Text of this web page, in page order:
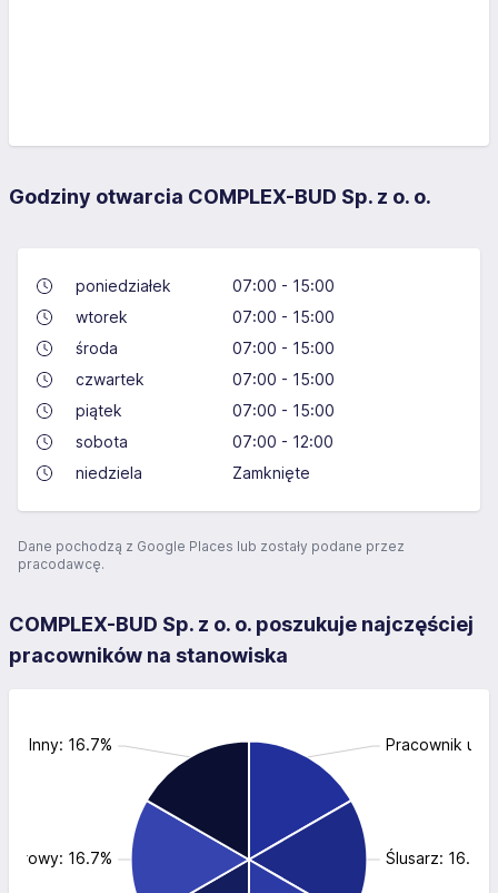
Godziny otwarcia COMPLEX-BUD Sp. z o. o.
poniedziałek
07:00 - 15:00
wtorek
07:00 - 15:00
środa
07:00 - 15:00
czwartek
07:00 - 15:00
piątek
07:00 - 15:00
sobota
07:00 - 12:00
niedziela
Zamknięte
Dane pochodzą z Google Places lub zostały podane przez
pracodawcę.
COMPLEX-BUD Sp. z o. o. poszukuje najczęściej
pracowników na stanowiska
Pracownik
Ślusarz: 16.7%
16.7%
Inny: 16.7%